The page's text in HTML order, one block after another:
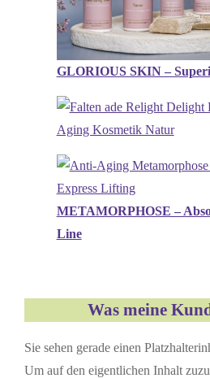
GLORIOUS SKIN –
METAMORPHOSE –
Line
Was meine
Sie sehen gerade einen
Um auf den eigentlichen Inhalt